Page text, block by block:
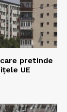
pretinde
UE